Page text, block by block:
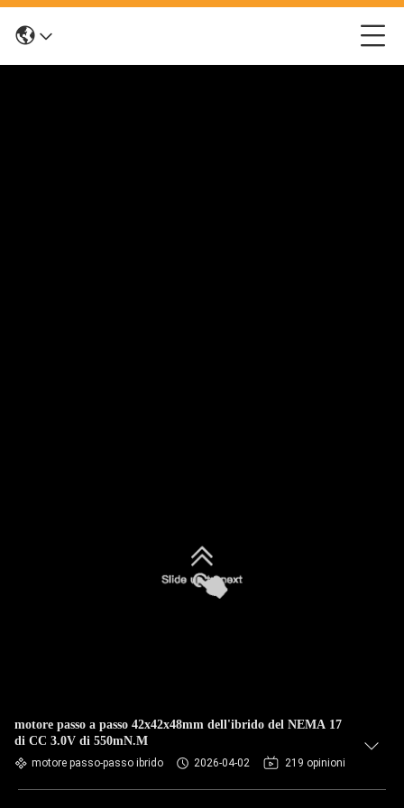
motore passo a passo 42x42x48mm dell'ibrido del NEMA 17
di CC 3.0V di 550mN.M
motore passo-passo ibrido 2026-04-02 219 opinioni